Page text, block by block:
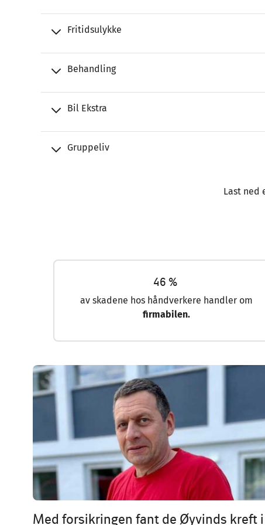
Fritidsulykke
Behandling
Bil Ekstra
Gruppeliv
Last ned
46 %
av skadene hos håndverkere handler om
firmabilen.
Image
Med forsikringen fant de Øyvinds kreft i